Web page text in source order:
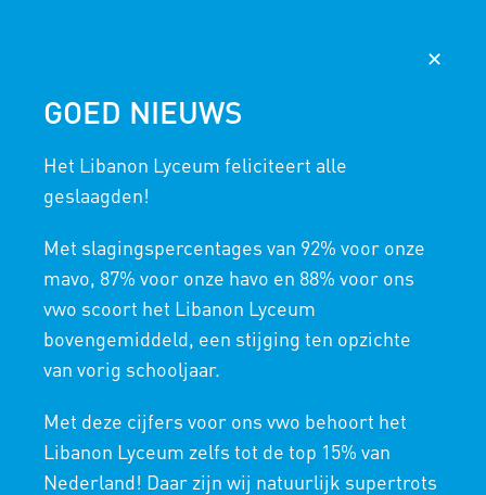
HOME / SCHOLIERENVERKIEZINGEN KLAS 3 / EVENEMENTEN
« Alle evenementen
Dit evenement is voorbij.
28 oktober, 2025
✕
GOED NIEUWS
Het Libanon Lyceum feliciteert alle
geslaagden!
Met slagingspercentages van 92% voor onze
mavo, 87% voor onze havo en 88% voor ons
vwo scoort het Libanon Lyceum
bovengemiddeld, een stijging ten opzichte
van vorig schooljaar.
Met deze cijfers voor ons vwo behoort het
Libanon Lyceum zelfs tot de top 15% van
Nederland! Daar zijn wij natuurlijk supertrots